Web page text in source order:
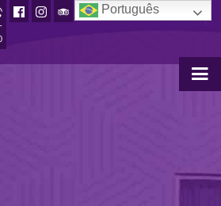
Português